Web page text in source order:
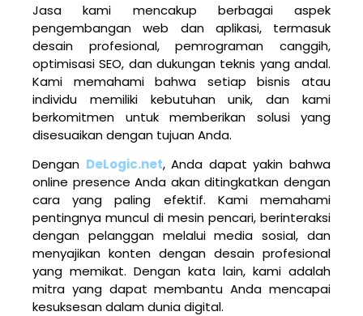
Jasa kami mencakup berbagai aspek
pengembangan web dan aplikasi, termasuk
desain profesional, pemrograman canggih,
optimisasi SEO, dan dukungan teknis yang andal.
Kami memahami bahwa setiap bisnis atau
individu memiliki kebutuhan unik, dan kami
berkomitmen untuk memberikan solusi yang
disesuaikan dengan tujuan Anda.
Dengan DeLogic.net, Anda dapat yakin bahwa
online presence Anda akan ditingkatkan dengan
cara yang paling efektif. Kami memahami
pentingnya muncul di mesin pencari, berinteraksi
dengan pelanggan melalui media sosial, dan
menyajikan konten dengan desain profesional
yang memikat. Dengan kata lain, kami adalah
mitra yang dapat membantu Anda mencapai
kesuksesan dalam dunia digital.